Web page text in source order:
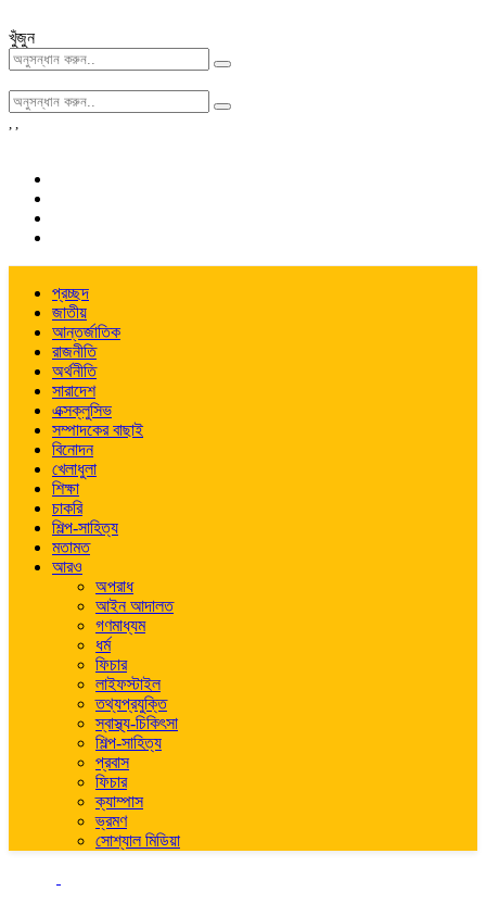
খুঁজুন
, ,
প্রচ্ছদ
জাতীয়
আন্তর্জাতিক
রাজনীতি
অর্থনীতি
সারাদেশ
এক্সক্লুসিভ
সম্পাদকের বাছাই
বিনোদন
খেলাধুলা
শিক্ষা
চাকরি
শিল্প-সাহিত্য
মতামত
আরও
অপরাধ
আইন আদালত
গণমাধ্যম
ধর্ম
ফিচার
লাইফস্টাইল
তথ্যপ্রযুক্তি
স্বাস্থ্য-চিকিৎসা
শিল্প-সাহিত্য
প্রবাস
ফিচার
ক্যাম্পাস
ভ্রমণ
সোশ্যাল মিডিয়া